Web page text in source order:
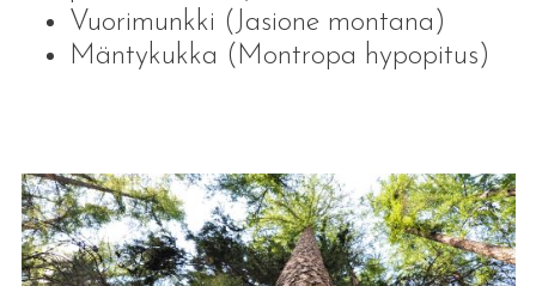
Vuorimunkki (Jasione montana)
Mäntykukka (Montropa hypopitus)